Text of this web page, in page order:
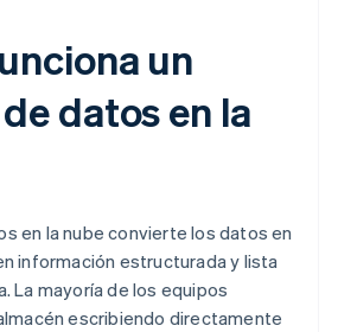
un
datos en la
en la nube convierte los datos en
información estructurada y lista
La mayoría de los equipos
escribiendo directamente